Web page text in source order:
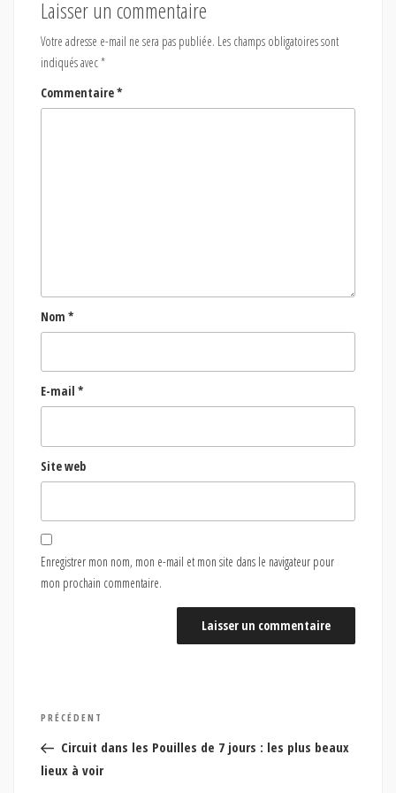
Laisser un commentaire
Votre adresse e-mail ne sera pas publiée. Les champs obligatoires sont
indiqués avec*
Commentaire*
Nom *
E-mail *
Site web
Enregistrer mon nom, mon e-mail et mon site dans le navigateur pour
mon prochain commentaire.
Navigation
de
l’article
Article
précédent
PRÉCÉDENT
Circuit dans les Pouilles de 7 jours : les plus beaux
lieux à voir